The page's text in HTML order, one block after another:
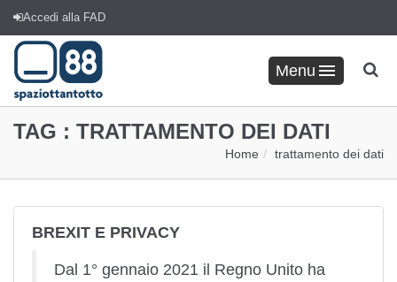
Accedi alla FAD
Menu
TAG : TRATTAMENTO DEI DATI
Home trattamento dei dati
BREXIT E PRIVACY
Dal 1° gennaio 2021 il Regno Unito ha